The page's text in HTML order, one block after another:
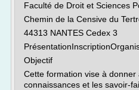
Faculté de Droit et Sciences
Chemin de la Censive du
44313 NANTES Cedex 3
Objectif
Cette formation vise à donner
connaissances et les savoir-